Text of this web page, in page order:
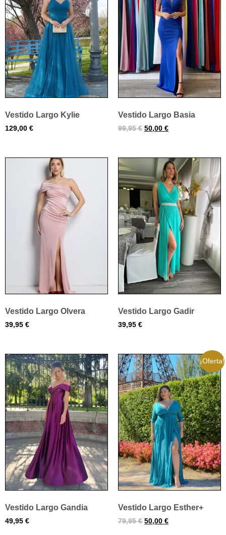
Vestido Largo Kylie
129,00 €
Vestido Largo Basia
99,95€ 50,00 €
Vestido Largo Olvera
39,95 €
Vestido Largo Gadir
39,95 €
Vestido Largo Gandia
49,95 €
¡Oferta!
Vestido Largo Esther+
79,95€ 50,00 €